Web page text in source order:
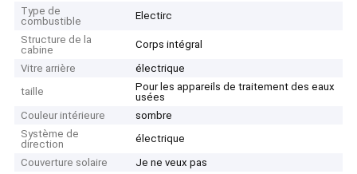
Type de
combustible
Electirc
Structure de la
cabine
Corps intégral
Vitre arrière
électrique
taille
Pour les appareils de traitement des eaux
usées
Couleur intérieure
sombre
Système de
direction
électrique
Couverture solaire
Je ne veux pas